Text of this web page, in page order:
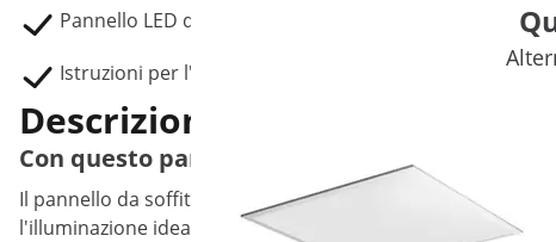
Pannello LED da soffitto STAR_62-48
Istruzioni per l'uso
Descrizione del prodotto
Con questo pannello da soffitto a LED
Il pannello da soffitto a LED di alta qualità STAR_62-48
l'illuminazione ideale per tutti coloro che pensano in